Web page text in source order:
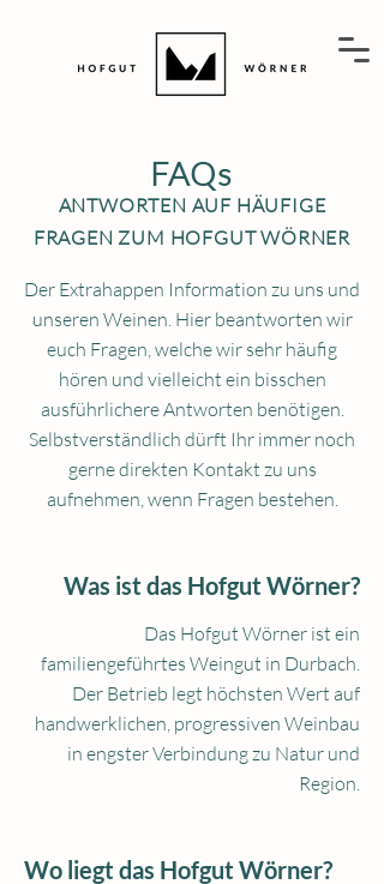
FAQs
ANTWORTEN AUF HÄUFIGE
FRAGEN ZUM HOFGUT WÖRNER
Der Extrahappen Information zu uns und
unseren Weinen. Hier beantworten wir
euch Fragen, welche wir sehr häufig
hören und vielleicht ein bisschen
ausführlichere Antworten benötigen.
Selbstverständlich dürft Ihr immer noch
gerne direkten Kontakt zu uns
aufnehmen, wenn Fragen bestehen.
Was ist das Hofgut Wörner?
Das Hofgut Wörner ist ein
familiengeführtes Weingut in Durbach.
Der Betrieb legt höchsten Wert auf
handwerklichen, progressiven Weinbau
in engster Verbindung zu Natur und
Region.
Wo liegt das Hofgut Wörner?